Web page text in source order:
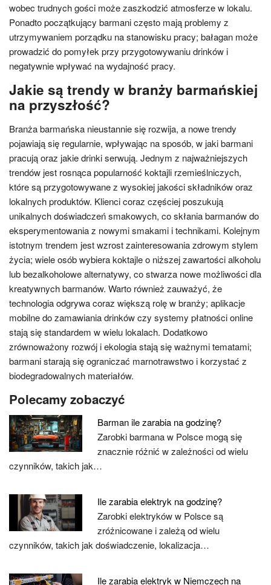
wobec trudnych gości może zaszkodzić atmosferze w lokalu.
Ponadto początkujący barmani często mają problemy z
utrzymywaniem porządku na stanowisku pracy; bałagan może
prowadzić do pomyłek przy przygotowywaniu drinków i
negatywnie wpływać na wydajność pracy.
Jakie są trendy w branży barmańskiej
na przyszłość?
Branża barmańska nieustannie się rozwija, a nowe trendy
pojawiają się regularnie, wpływając na sposób, w jaki barmani
pracują oraz jakie drinki serwują. Jednym z najważniejszych
trendów jest rosnąca popularność koktajli rzemieślniczych,
które są przygotowywane z wysokiej jakości składników oraz
lokalnych produktów. Klienci coraz częściej poszukują
unikalnych doświadczeń smakowych, co skłania barmanów do
eksperymentowania z nowymi smakami i technikami. Kolejnym
istotnym trendem jest wzrost zainteresowania zdrowym stylem
życia; wiele osób wybiera koktajle o niższej zawartości alkoholu
lub bezalkoholowe alternatywy, co stwarza nowe możliwości dla
kreatywnych barmanów. Warto również zauważyć, że
technologia odgrywa coraz większą rolę w branży; aplikacje
mobilne do zamawiania drinków czy systemy płatności online
stają się standardem w wielu lokalach. Dodatkowo
zrównoważony rozwój i ekologia stają się ważnymi tematami;
barmani starają się ograniczać marnotrawstwo i korzystać z
biodegradowalnych materiałów.
Polecamy zobaczyć
Barman ile zarabia na godzinę?
Zarobki barmana w Polsce mogą się
znacznie różnić w zależności od wielu
czynników, takich jak…
Ile zarabia elektryk na godzinę?
Zarobki elektryków w Polsce są
zróżnicowane i zależą od wielu
czynników, takich jak doświadczenie, lokalizacja…
Ile zarabia elektryk w Niemczech na